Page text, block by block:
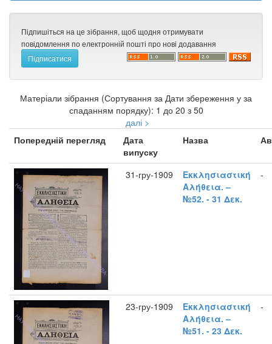
Підпишіться на це зібрання, щоб щодня отримувати
повідомлення по електронній пошті про нові додавання
Матеріали зібрання (Сортування за Дати збереження у за
спаданням порядку): 1 до 20 з 50
далі >
Попередній перегляд
Дата
випуску
Назва
31-гру-1909
Εκκλησιαστική
Αλήθεια. –
№52. - 31 Δεκ.
-
23-гру-1909
Εκκλησιαστική
Αλήθεια. –
№51. - 23 Δεκ.
-